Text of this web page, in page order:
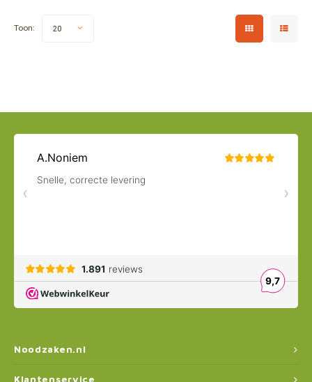
Toon: 20
Noodzaken.nl
Klantenservice